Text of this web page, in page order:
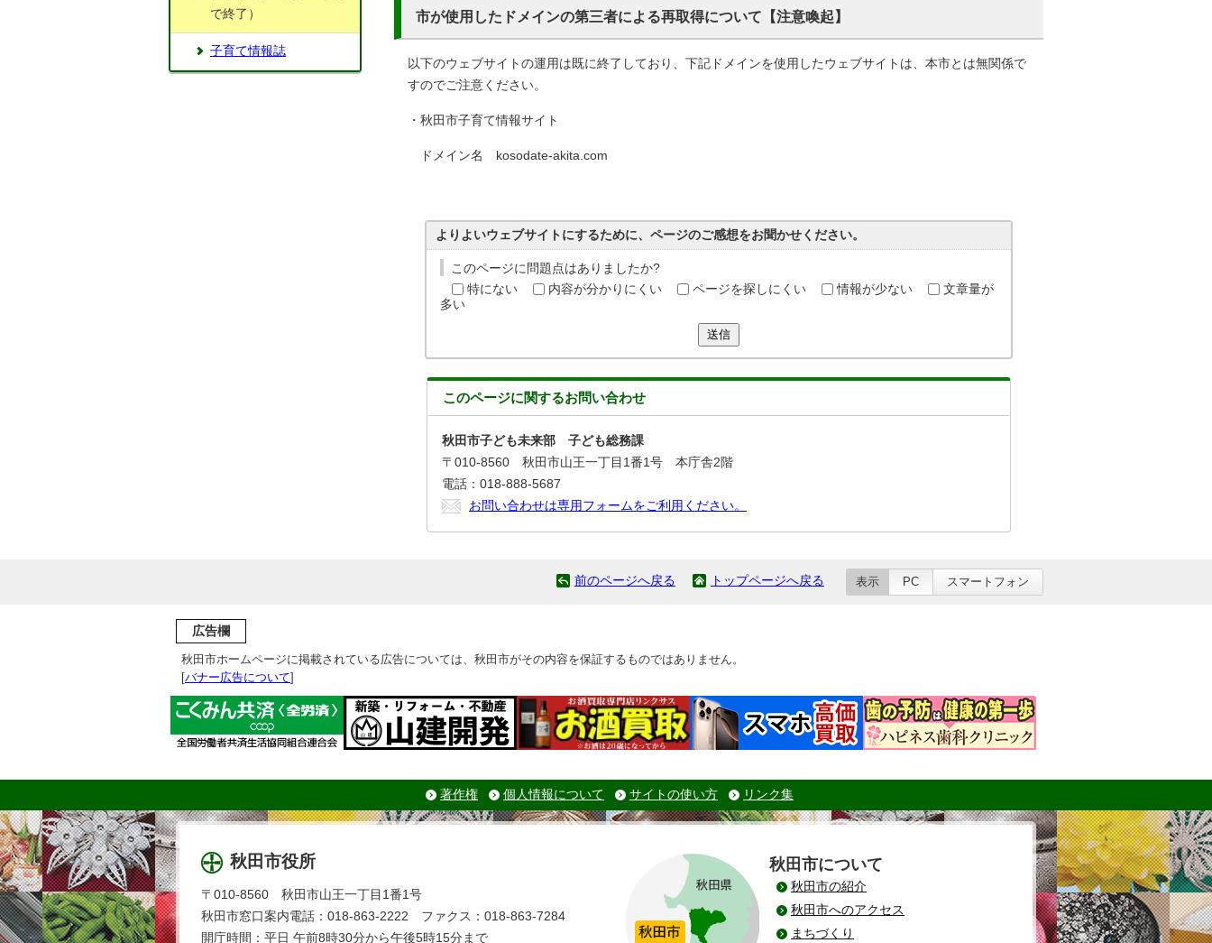
市が使用したドメインの第三者による再取得について【注意喚起】
以下のウェブサイトの運用は既に終了しており、下記ドメインを使用したウェブサイトは、本市とは無関係で
すのでご注意ください。
・秋田市子育て情報サイト
ドメイン名 kosodate-akita.com
よりよいウェブサイトにするために、ページのご感想をお聞かせください。
このページに問題点はありましたか?
特にない
内容が分かりにくい ページを探しにくい 情報が少ない
文章量が
多い
送信
このページに関するお問い合わせ
秋田市子ども未来部 子ども総務課
〒010-8560 秋田市山王一丁目1番1号 本庁舎2階
電話：018-888-5687
お問い合わせは専用フォームをご利用ください。
で終了）
子育て情報誌
前のページへ戻る トップページへ戻る 表示 PC スマートフォン
広告欄
秋田市ホームページに掲載されている広告については、秋田市がその内容を保証するものではありません。
[バナー広告について]
著作権 個人情報について サイトの使い方 リンク集
秋田市役所
〒010-8560 秋田市山王一丁目1番1号
秋田市窓口案内電話：018-863-2222 ファクス：018-863-7284
開庁時間：平日 午前8時30分から午後5時15分まで
秋田市について
秋田市の紹介
秋田市へのアクセス
まちづくり